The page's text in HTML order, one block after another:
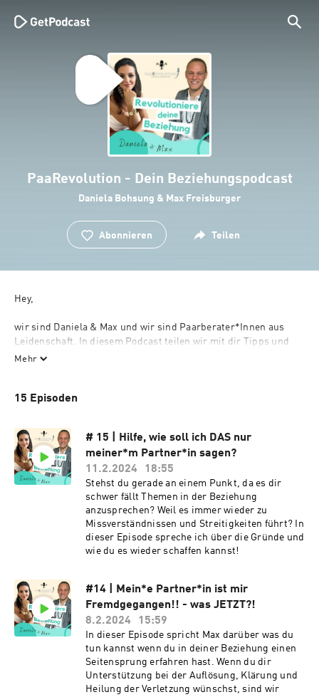
PaaRevolution - Dein Beziehungspodcast
Daniela Bohsung & Max Freisburger
Abonnieren Teilen
Hey,
wir sind Daniela & Max und wir sind Paarberater*Innen aus
Leidenschaft. In diesem Podcast teilen wir mit dir Tipps und
Tricks rund um das Thema Beziehungen. Dabei nehmen wir
täglichen Beratungspraxis und - das ist sicherlich das
eigenen Beziehung. 👩‍❤️‍👨
Dieser Podcast soll dich und euch als Paar darin unterstützen
eure Beziehung aus einer etwas anderen Perspektive zu sehen,
sodass ihr gemeinsam, neben all den schönen Dingen die eine
Partnerschaft mit sich bringt, auch schwierige Phasen
meistern könnt. 💕
eine neue und erfüllendere Form der Beziehungsführung in die
Welt zu bringen und teile diesen Podcast super gerne mit
deinen Lieblingsmenschen, damit auch sie ihre Beziehung
besser verstehen und gemeinsam als Paar wachsen können.
DANKE für deine Unterstützung!
Wir wünschen dir viel Freude beim hören!
Mehr
15 Episoden
# 15 | Hilfe, wie soll ich DAS nur
meiner*m Partner*in sagen?
11.2.2024
18:55
Stehst du gerade an einem Punkt, da es dir
schwer fällt Themen in der Beziehung
anzusprechen? Weil es immer wieder zu
Missverständnissen und Streitigkeiten führt? In
dieser Episode spreche ich über die Gründe und
wie du es wieder schaffen kannst!
#14 | Mein*e Partner*in ist mir
Fremdgegangen!! - was JETZT?!
8.2.2024
15:59
In dieser Episode spricht Max darüber was du
tun kannst wenn du in deiner Beziehung einen
Seitensprung erfahren hast. Wenn du dir
Unterstützung bei der Auflösung, Klärung und
Heilung der Verletzung wünschst, sind wir